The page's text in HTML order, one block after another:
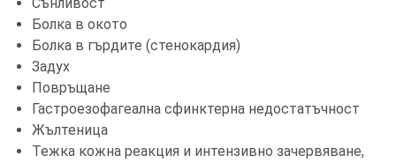
Болка в окото
Болка в гърдите (стенокардия)
Задух
Повръщане
Гастроезофагеална сфинктерна недостатъчност
Жълтеница
Тежка кожна реакция и интензивно зачервяване,